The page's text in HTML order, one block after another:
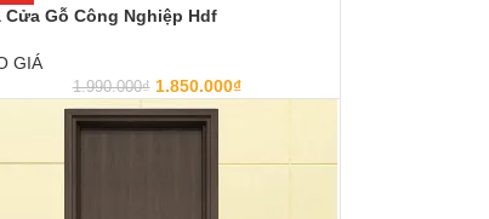
Cửa Gỗ Công Nghiệp Hdf
GIÁ
1.990.000₫ 1.850.000₫